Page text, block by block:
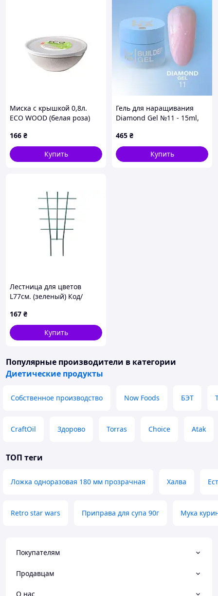
Миска с крышкой 0,8л.
ECO WOOD (белая роза)
166 ₴
Купить
Гель для наращивания
Diamond Gel №11 - 15ml,
465 ₴
Купить
Лестница для цветов
L77см. (зеленый) Код/
167 ₴
Купить
Популярные производители в категории
Диетические продукты
Собственное производство Now Foods БЭТ
CraftOil Здорово Torras Choice Atak
ТОП теги
Ложка одноразовая 180 мм прозрачная Халва
Retro star wars Приправа для супа 90г Мука
Покупателям
Продавцам
О нас